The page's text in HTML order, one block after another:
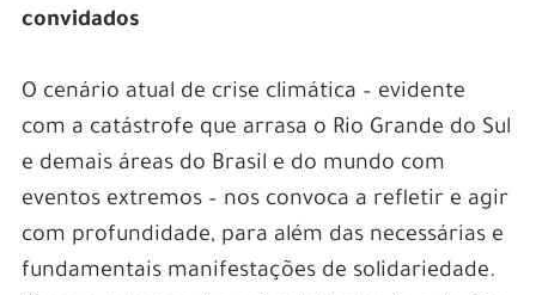
convidados
O cenário atual de crise climática – evidente
com a catástrofe que arrasa o Rio Grande do Sul
e demais áreas do Brasil e do mundo com
eventos extremos – nos convoca a refletir e agir
com profundidade, para além das necessárias e
fundamentais manifestações de solidariedade.